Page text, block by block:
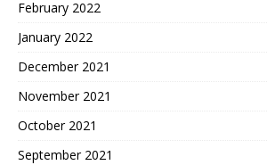
February 2022
January 2022
December 2021
November 2021
October 2021
September 2021